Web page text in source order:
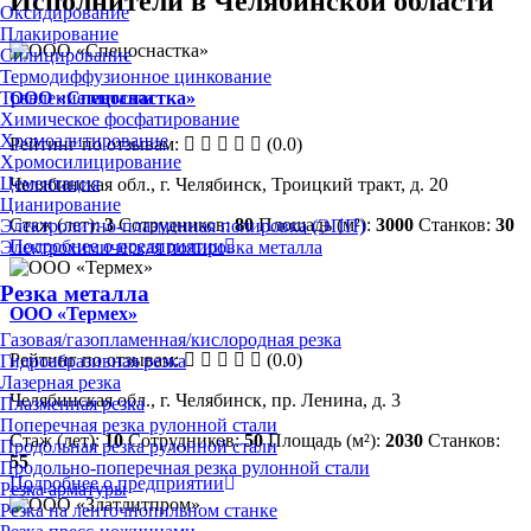
Оксидирование
Плакирование
Силицирование
Термодиффузионное цинкование
Травление металла
Химическое фосфатирование
Хромоалитирование
Хромосилицирование
Цементация
Цианирование
Электролитно-плазменная полировка (ЭПП)
Электрохимическая полировка металла
Резка металла
Газовая/газопламенная/кислородная резка
Гидроабразивная резка
Лазерная резка
Плазменная резка
Поперечная резка рулонной стали
Продольная резка рулонной стали
Продольно-поперечная резка рулонной стали
Резка арматуры
Резка на ленточнопильном станке
ООО «Спецоснастка»
Рейтинг по отзывам:
(0.0)
Челябинская обл., г. Челябинск, Троицкий тракт, д. 20
Стаж (лет):3 Сотрудников:80 Площадь (м²): 3000 Станков: 30
Подробнее о предприятии
ООО «Термех»
Рейтинг по отзывам:
(0.0)
Челябинская обл., г. Челябинск, пр. Ленина, д. 3
Стаж (лет):10 Сотрудников:50 Площадь (м²): 2030 Станков:
55
Подробнее о предприятии